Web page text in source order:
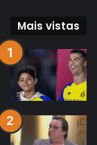
Mais vistas